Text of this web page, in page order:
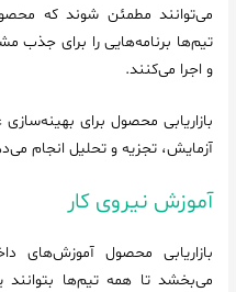
می‌توانند مطمئن شوند که
تیم‌ها برنامه‌هایی را برای جذب
و اجرا می‌کنند.
بازاریابی محصول برای
آزمایش، تجزیه و تحلیل انجام
آموزش نیروی کار
بازاریابی محصول آموزش‌های
می‌بخشد تا همه تیم‌ها بتوانند